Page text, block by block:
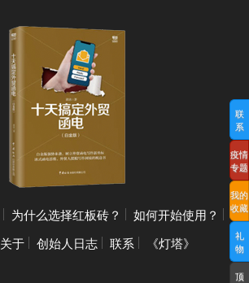
为什么选择红板砖？
如何开始使用？
关于 创始人日志 联系 《灯塔》
联
系
疫情
专题
我的
收藏
礼
物
顶